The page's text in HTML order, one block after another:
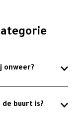
onweer?
buurt is?